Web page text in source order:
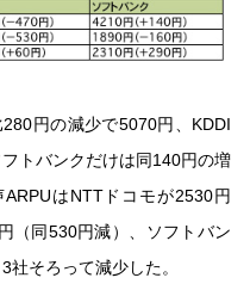
円の減少で5070円、KDDI
トバンクだけは同140円の増
はNTTドコモが2530円
（同530円減）、ソフトバン
そろって減少した。